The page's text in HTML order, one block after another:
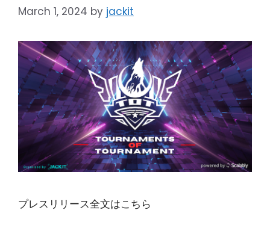
March 1, 2024 by jackit
プレスリリース全文はこちら